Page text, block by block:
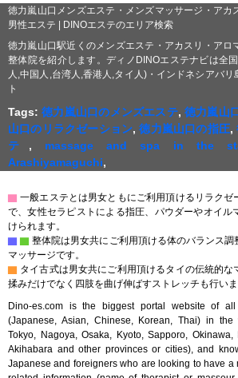
徳力嵐山口メンズエステ・メンズマッサージ・アカ
男性エステ | DINOエステのエリア検索
徳力嵐山口駅近くのメンズエステ・アカスリ・アロ
整体院を紹介します。ディノDINOエステナビは全
人,中国人,台湾人,香港人,タイ人)・インドネシアバリ
ト
Tags:徳力嵐山口のメンズエステ,徳力嵐山
山口のリラクゼーション,徳力嵐山口の指圧,
テ , massage and spa in the
Arashiyamaguchi,
▇ 一般エステとは男女ともにご利用頂けるリラクゼ
で、女性セラピストによる指圧、パウダーやオイル
けられます。
▇ ▇ 整体院は男女共にご利用頂ける体のバランス
マッサージです。
▇ タイ古式は男女共にご利用頂けるタイの伝統的な
揉みだけでなく四肢を曲げ伸ばすストレッチも行いま
Dino-es.com is the biggest portal website of
(Japanese, Asian, Chinese, Korean, Thai) in the
Tokyo, Nagoya, Osaka, Kyoto, Sapporo, Okinawa,
Akihabara and other provinces or cities), and
Japanese and foreigners who are looking to have a